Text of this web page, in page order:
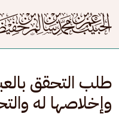
طلب التحقق
وإخلاصها له